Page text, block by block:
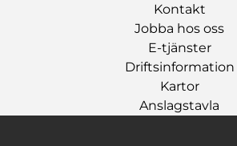
Kontakt
Jobba hos oss
E-tjänster
Driftsinformation
Kartor
Anslagstavla